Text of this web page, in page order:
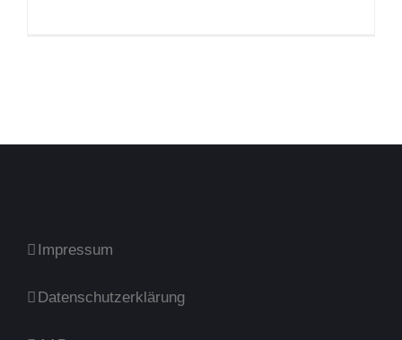
Impressum
Datenschutzerklärung